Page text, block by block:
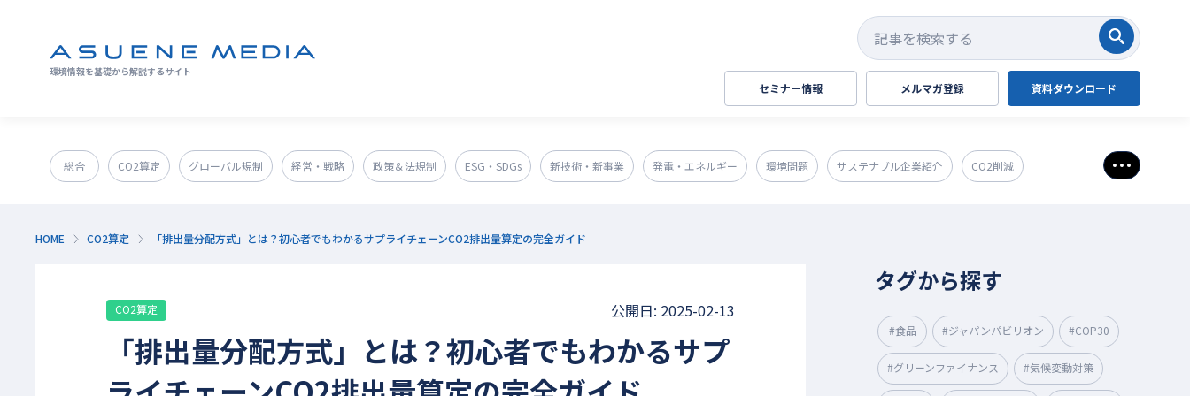
環境情報を基礎から解説するサイト
検索する
セミナー情報 メルマガ登録 資料ダウンロード
総合 CO2算定 グローバル規制 経営・戦略 政策＆法規制 ESG・SDGs 新技術・新事業 発電・エネルギー 環境問題 サステナブル企業紹介 CO2削減
さらに表
HOME CO2算定 「排出量分配方式」とは？初心者でもわかるサプライチェーンCO2排出量算定の完全ガイド
CO2算定 公開日: 2025-02-13
「排出量分配方式」とは？初心者でもわかるサプ
タグから探す
#食品 #ジャパンパビリオン #COP30
#グリーンファイナンス #気候変動対策